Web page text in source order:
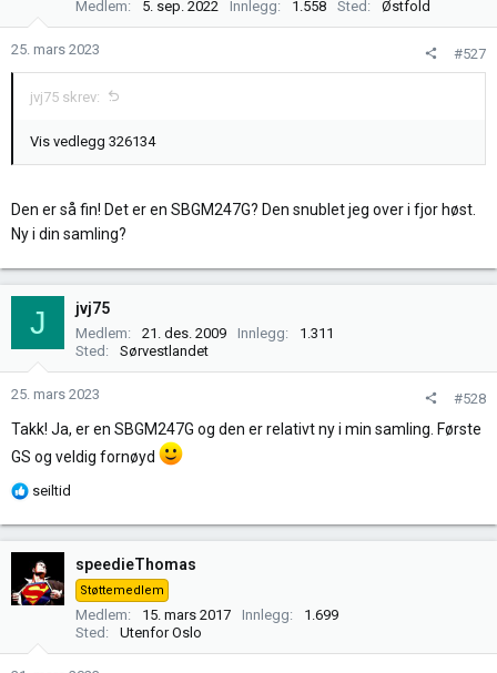
e
:
Medlem 5. sep. 2022 Innlegg 1.558 Sted Østfold
25. mars 2023 #527
jvj75 skrev:
Vis vedlegg 326134
Den er så fin! Det er en SBGM247G? Den snublet jeg over i fjor høst.
Ny i din samling?
J jvj75
Medlem 21. des. 2009 Innlegg
1.311
Sted
Sørvestlandet
25. mars 2023 #528
Takk! Ja, er en SBGM247G og den er relativt ny i min samling. Første
GS og veldig fornøyd
R
k
s
j
seiltid
speedieThomas
Støttemedlem
Medlem 15. mars 2017 Innlegg
1.699
Sted
Utenfor Oslo